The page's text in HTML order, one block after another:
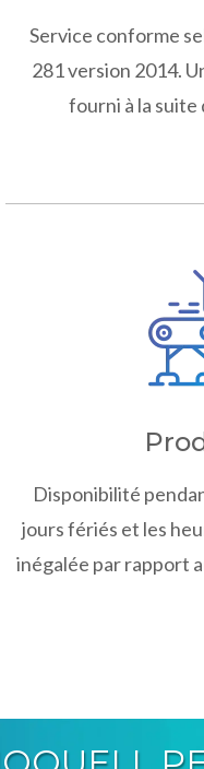
Service conforme
281 version 2014.
fourni à la
Disponibilité
jours fériés et les
inégalée par rapport